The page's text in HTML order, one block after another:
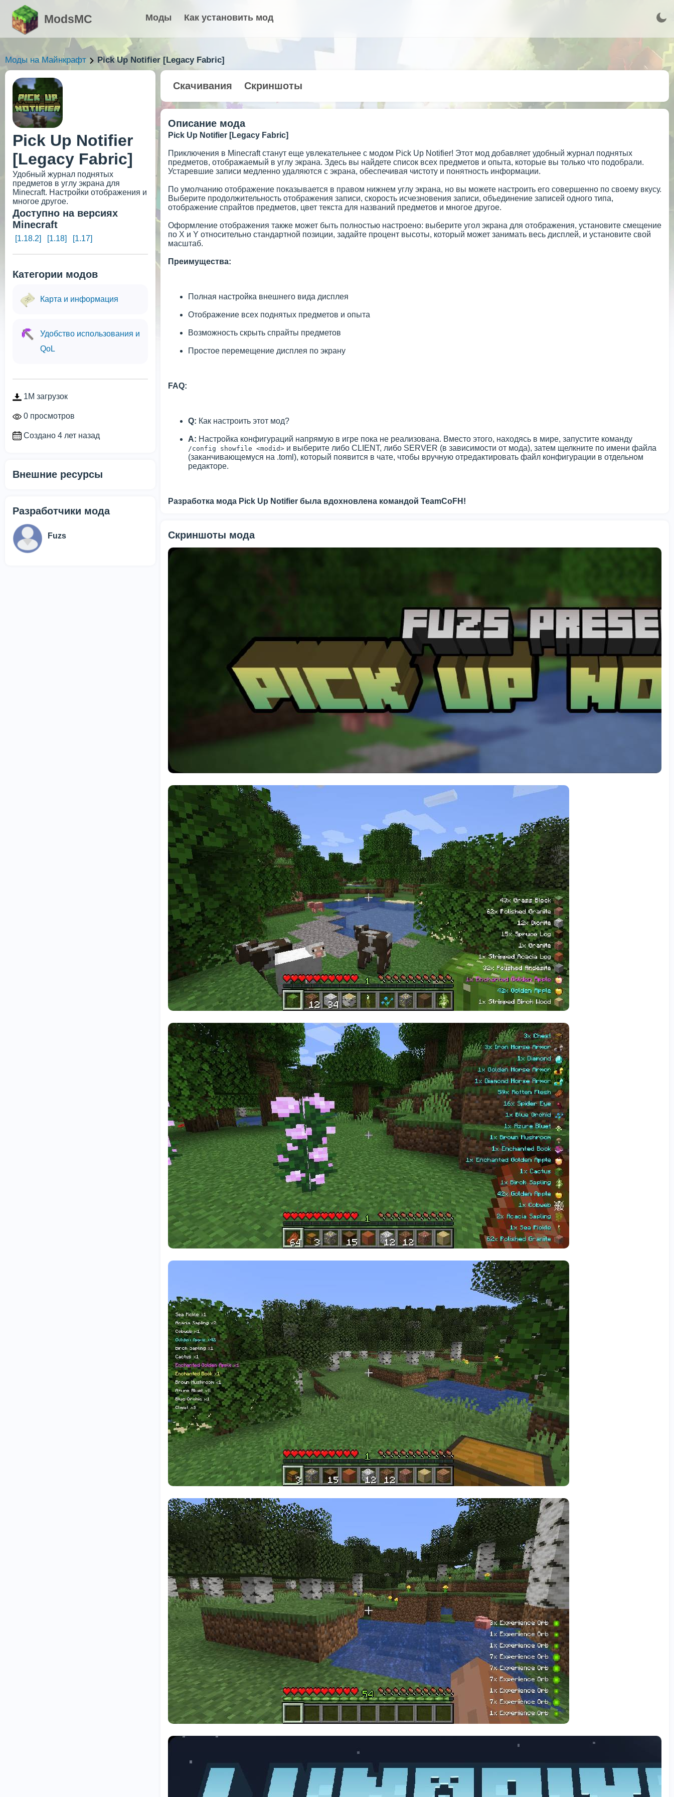
ModsMC Моды Как установить мод
Моды на Майнкрафт Pick Up Notifier [Legacy Fabric]
Pick Up Notifier
[Legacy Fabric]
Удобный журнал поднятых
предметов в углу экрана для
Minecraft. Настройки отображения и
многое другое.
Доступно на версиях
Minecraft
[1.18.2] [1.18] [1.17]
Категории модов
Карта и информация
Удобство использования и
QoL
1M загрузок
0 просмотров
Создано 4 лет назад
Внешние ресурсы
Разработчики мода
Fuzs
Скачивания Скриншоты
Описание мода
Pick Up Notifier [Legacy Fabric]
Приключения в Minecraft станут еще увлекательнее с модом Pick Up Notifier! Этот мод добавляет удобный журнал поднятых
предметов, отображаемый в углу экрана. Здесь вы найдете список всех предметов и опыта, которые вы только что подобрали.
Устаревшие записи медленно удаляются с экрана, обеспечивая чистоту и понятность информации.
По умолчанию отображение показывается в правом нижнем углу экрана, но вы можете настроить его совершенно по своему вкусу.
Выберите продолжительность отображения записи, скорость исчезновения записи, объединение записей одного типа,
отображение спрайтов предметов, цвет текста для названий предметов и многое другое.
Оформление отображения также может быть полностью настроено: выберите угол экрана для отображения, установите смещение
по X и Y относительно стандартной позиции, задайте процент высоты, который может занимать весь дисплей, и установите свой
масштаб.
Преимущества:
Полная настройка внешнего вида дисплея
Отображение всех поднятых предметов и опыта
Возможность скрыть спрайты предметов
Простое перемещение дисплея по экрану
FAQ:
Q: Как настроить этот мод?
A: Настройка конфигураций напрямую в игре пока не реализована. Вместо этого, находясь в мире, запустите команду
/config showfile <modid> и выберите либо CLIENT, либо SERVER (в зависимости от мода), затем щелкните по имени файла
(заканчивающемуся на .toml), который появится в чате, чтобы вручную отредактировать файл конфигурации в отдельном
редакторе.
Разработка мода Pick Up Notifier была вдохновлена командой TeamCoFH!
Скриншоты мода